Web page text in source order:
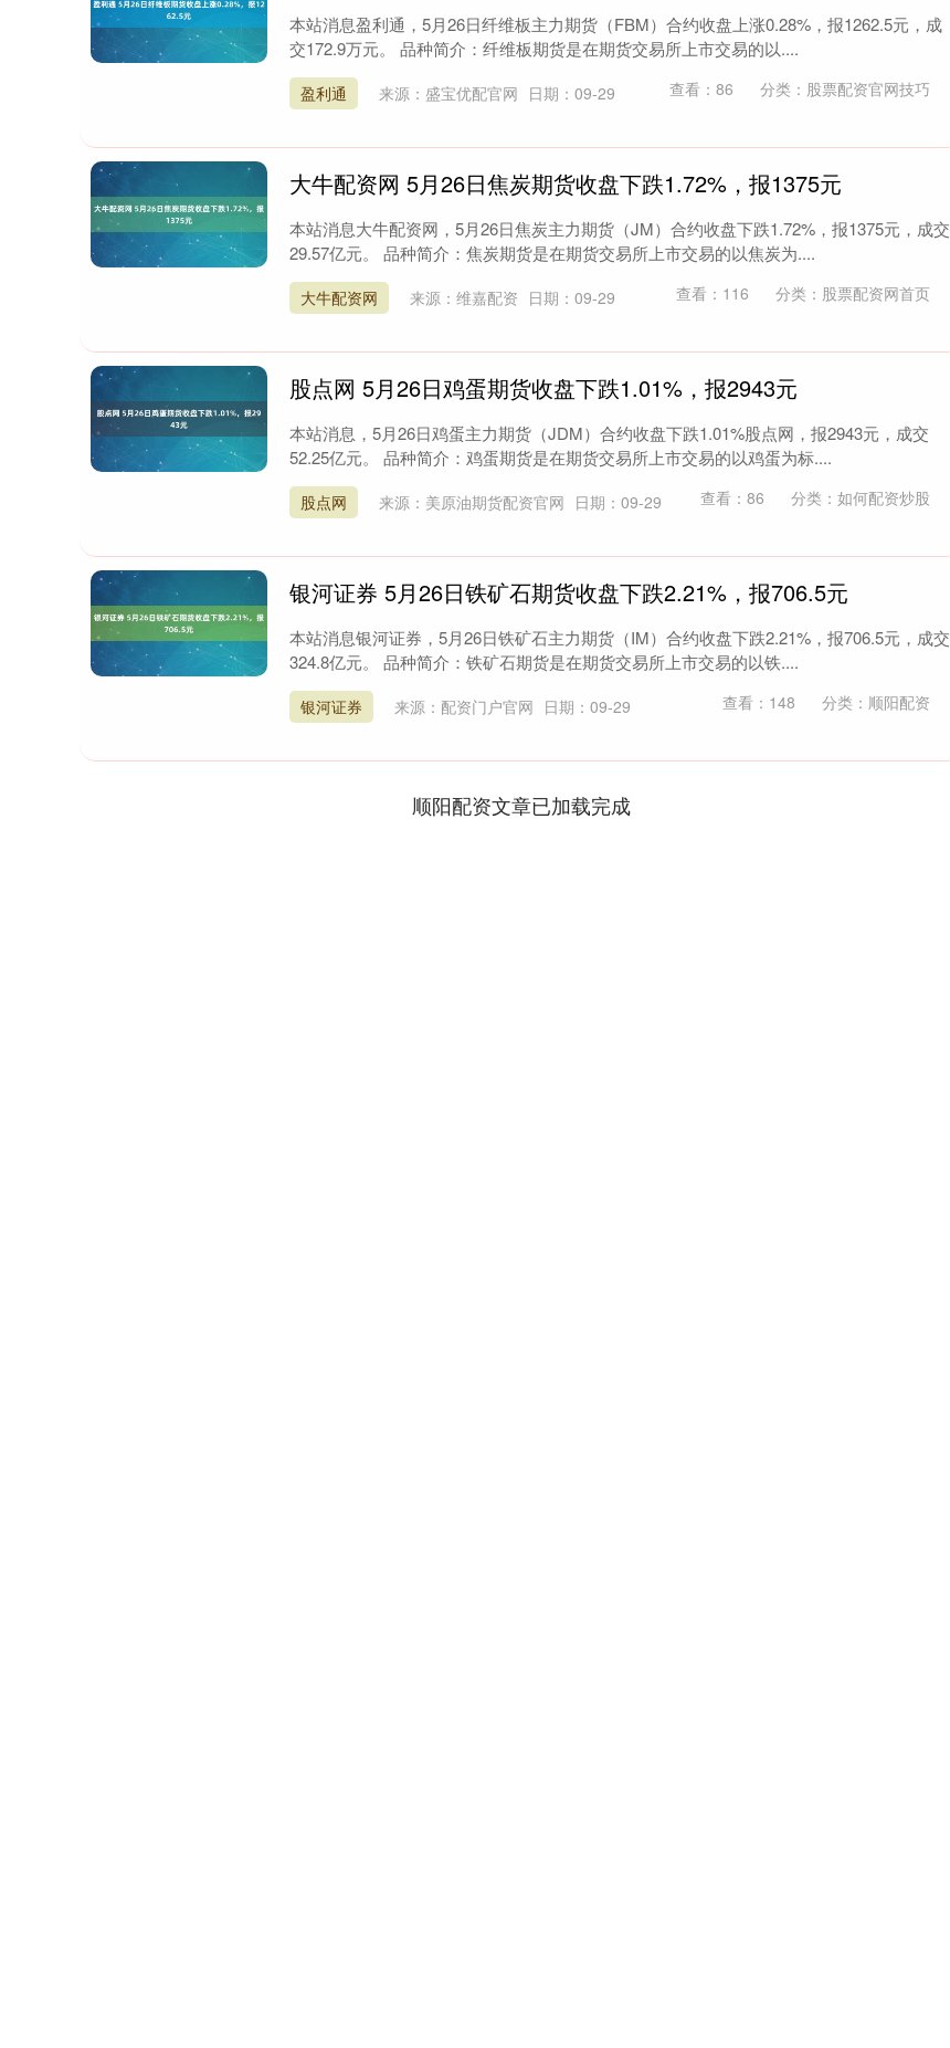
本站消息盈利通，5月26日纤维板主力期货（FBM）合约收盘上涨0.28%，报1262.5元，成
交172.9万元。 品种简介：纤维板期货是在期货交易所上市交易的以....
盈利通 来源：盛宝优配官网 日期：09-29 查看： 86 分类： 股票配资官网技巧
大牛配资网 5月26日焦炭期货收盘下跌1.72%，报1375元
本站消息大牛配资网，5月26日焦炭主力期货（JM）合约收盘下跌1.72%，报1375元，成交
29.57亿元。 品种简介：焦炭期货是在期货交易所上市交易的以焦炭为....
大牛配资网 来源：维嘉配资 日期：09-29 查看： 116 分类： 股票配资网首页
股点网 5月26日鸡蛋期货收盘下跌1.01%，报2943元
本站消息，5月26日鸡蛋主力期货（JDM）合约收盘下跌1.01%股点网，报2943元，成交
52.25亿元。 品种简介：鸡蛋期货是在期货交易所上市交易的以鸡蛋为标....
股点网 来源：美原油期货配资官网 日期：09-29 查看： 86 分类： 如何配资炒股
银河证券 5月26日铁矿石期货收盘下跌2.21%，报706.5元
本站消息银河证券，5月26日铁矿石主力期货（IM）合约收盘下跌2.21%，报706.5元，成交
324.8亿元。 品种简介：铁矿石期货是在期货交易所上市交易的以铁....
银河证券 来源：配资门户官网 日期：09-29 查看： 148 分类： 顺阳配资
顺阳配资文章已加载完成